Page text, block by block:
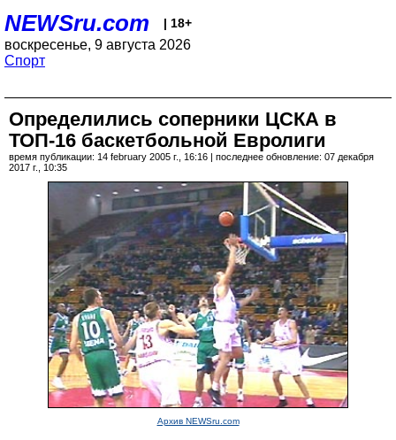
NEWSru.com | 18+
воскресенье, 9 августа 2026
Спорт
Определились соперники ЦСКА в
ТОП-16 баскетбольной Евролиги
время публикации: 14 february 2005 г., 16:16 | последнее обновление: 07 декабря
2017 г., 10:35
Архив NEWSru.com